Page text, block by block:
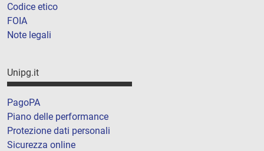
Codice etico
FOIA
Note legali
Unipg.it
PagoPA
Piano delle performance
Protezione dati personali
Sicurezza online